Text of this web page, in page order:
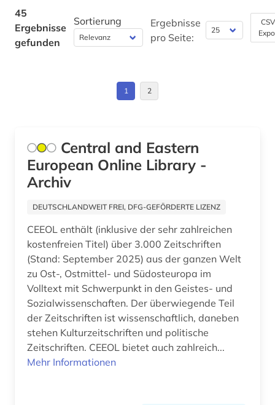
mediensysteme (1)
menschenrechtspolitik (1)
montenegro (1)
musik (1)
nacionalna i univerzitetska biblioteka
&amp;quot;sv. kliment ohridski&amp;quot; -
skopje (1)
naher osten (1)
nationalbibliografie (1)
nationalbibliothek (1)
Griechenland (2)
Lettland (10)
Makedonien (14)
Mittelamerika (2)
Moldawien (10)
Montenegro (13)
Oesterreich (1)
Osmanisches Reich (3)
Ostasien (4)
45
Ergebnisse
gefunden
Sortierung
Ergebnisse
pro Seite:
1 2
Central and Eastern
European Online Library -
Archiv
DEUTSCHLANDWEIT FREI, DFG-GEFÖRDERTE LIZENZ
CEEOL enthält (inklusive der sehr zahlreichen
kostenfreien Titel) über 3.000 Zeitschriften
(Stand: September 2025) aus der ganzen Welt
zu Ost-, Ostmittel- und Südosteuropa im
Volltext mit Schwerpunkt in den Geistes- und
Sozialwissenschaften. Der überwiegende Teil
der Zeitschriften ist wissenschaftlich, daneben
stehen Kulturzeitschriften und politische
Zeitschriften. CEEOL bietet auch zahlreich...
Mehr Informationen